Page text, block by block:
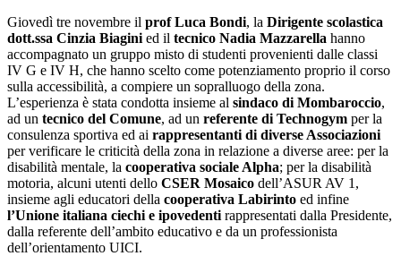
Giovedì tre novembre il prof Luca Bondi, la Dirigente scolastica
dott.ssa Cinzia Biagini ed il tecnico Nadia Mazzarella hanno
accompagnato un gruppo misto di studenti provenienti dalle classi
IV G e IV H, che hanno scelto come potenziamento proprio il corso
sulla accessibilità, a compiere un sopralluogo della zona.
L’esperienza è stata condotta insieme al sindaco di Mombaroccio,
ad un tecnico del Comune, ad un referente di Technogym per la
consulenza sportiva ed ai rappresentanti di diverse Associazioni
per verificare le criticità della zona in relazione a diverse aree: per la
disabilità mentale, la cooperativa sociale Alpha; per la disabilità
motoria, alcuni utenti dello CSER Mosaico dell’ASUR AV 1,
insieme agli educatori della cooperativa Labirinto ed infine
l’Unione italiana ciechi e ipovedenti rappresentati dalla Presidente,
dalla referente dell’ambito educativo e da un professionista
dell’orientamento UICI.